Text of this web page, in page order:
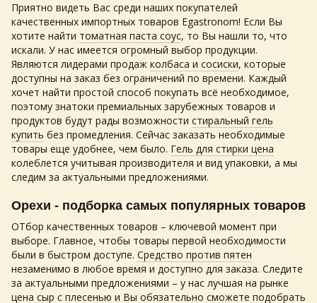
Приятно видеть Вас среди наших покупателей
качественных импортных товаров Egastronom! Если Вы
хотите найти томатная паста соус, то Вы нашли то, что
искали. У нас имеется огромный выбор продукции.
Являются лидерами продаж колбаса и сосиски, которые
доступны на заказ без ограничений по времени. Каждый
хочет найти простой способ покупать всё необходимое,
поэтому знатоки премиальных зарубежных товаров и
продуктов будут рады возможности стиральный гель
купить без промедления. Сейчас заказать необходимые
товары еще удобнее, чем было. Гель для стирки цена
колеблется учитывая производителя и вид упаковки, а мы
следим за актуальными предложениями.
Орехи - подборка самых популярных товаров
ОТбор качественных товаров – ключевой момент при
выборе. Главное, чтобы товары первой необходимости
были в быстром доступе. Средство против пятен
незаменимо в любое время и доступно для заказа. Следите
за актуальными предложениями – у нас лучшая на рынке
цена сыр с плесенью и Вы обязательно сможете подобрать